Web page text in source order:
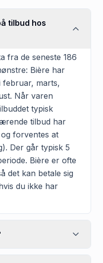
tilbud hos
fra de seneste 186
Bière har
marts,
Når varen
typisk
tilbud har
forventes at
Der går typisk 5
Bière er ofte
det kan betale sig
du ikke har